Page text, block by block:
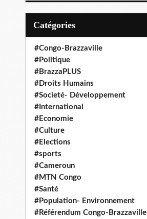
Catégories
#Congo-Brazzaville
#Politique
#BrazzaPLUS
#Droits Humains
#Societé- Développement
#International
#Economie
#Culture
#Elections
#sports
#Cameroun
#MTN Congo
#Santé
#Population- Environnement
#Référendum Congo-Brazzaville